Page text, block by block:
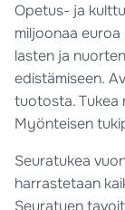
Opetus- ja
miljoonaa
lasten ja
edistämiseen.
tuotosta. Tukea
Myönteisen
Seuratukea
harrastetaan
Seuratuen